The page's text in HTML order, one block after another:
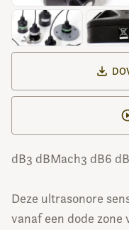
dB3 dBMach3 dB6
Deze ultrasonore
vanaf een dode zone